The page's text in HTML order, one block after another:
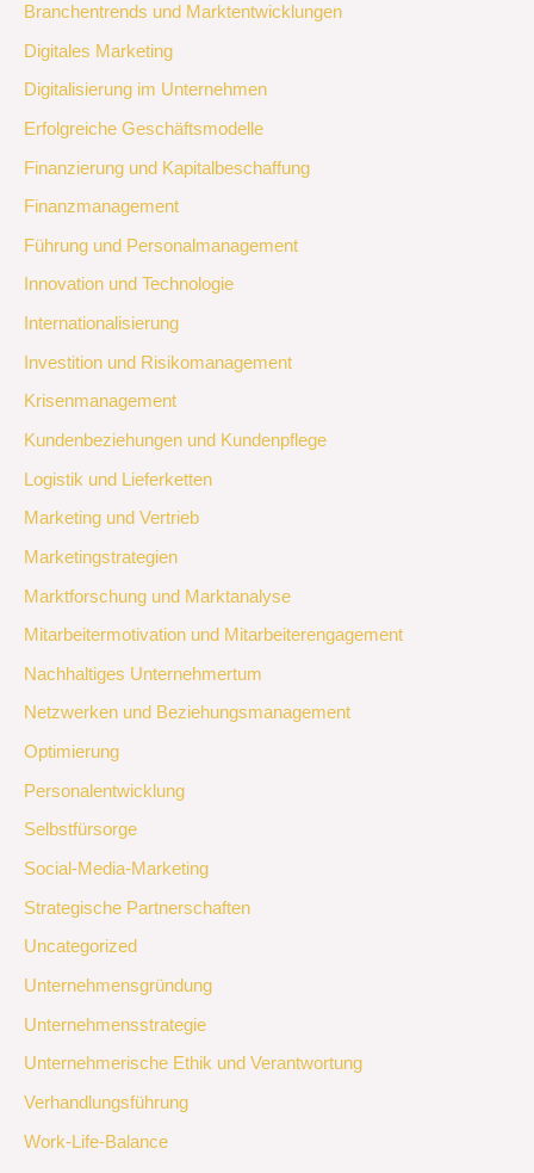
Branchentrends und Marktentwicklungen
Digitales Marketing
Digitalisierung im Unternehmen
Erfolgreiche Geschäftsmodelle
Finanzierung und Kapitalbeschaffung
Finanzmanagement
Führung und Personalmanagement
Innovation und Technologie
Internationalisierung
Investition und Risikomanagement
Krisenmanagement
Kundenbeziehungen und Kundenpflege
Logistik und Lieferketten
Marketing und Vertrieb
Marketingstrategien
Marktforschung und Marktanalyse
Mitarbeitermotivation und Mitarbeiterengagement
Nachhaltiges Unternehmertum
Netzwerken und Beziehungsmanagement
Optimierung
Personalentwicklung
Selbstfürsorge
Social-Media-Marketing
Strategische Partnerschaften
Uncategorized
Unternehmensgründung
Unternehmensstrategie
Unternehmerische Ethik und Verantwortung
Verhandlungsführung
Work-Life-Balance